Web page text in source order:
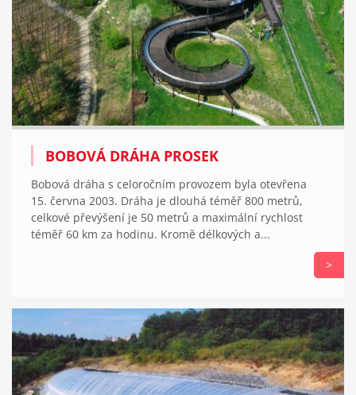
BOBOVÁ DRÁHA PROSEK
Bobová dráha s celoročním provozem byla otevřena
15. června 2003. Dráha je dlouhá téměř 800 metrů,
celkové převýšení je 50 metrů a maximální rychlost
téměř 60 km za hodinu. Kromě délkových a...
>